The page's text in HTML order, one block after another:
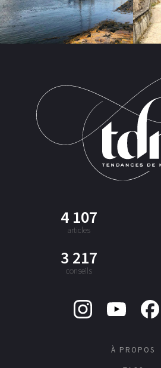
4 107
articles
3 217
conseils
À PROPOS